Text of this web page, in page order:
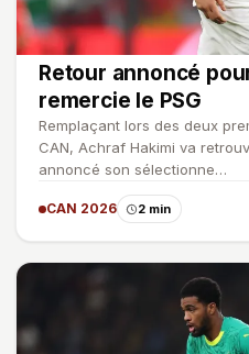
Retour annoncé
remercie le PSG
Remplaçant lors des deux
CAN, Achraf Hakimi va
annoncé son sélectionne…
CAN 2026 2 min